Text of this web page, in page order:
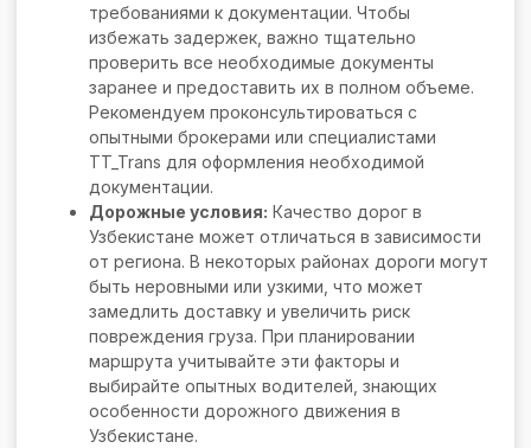
требованиями к документации. Чтобы
избежать задержек, важно тщательно
проверить все необходимые документы
заранее и предоставить их в полном объеме.
Рекомендуем проконсультироваться с
опытными брокерами или специалистами
TT_Trans для оформления необходимой
документации.
Дорожные условия: Качество дорог в
Узбекистане может отличаться в зависимости
от региона. В некоторых районах дороги могут
быть неровными или узкими, что может
замедлить доставку и увеличить риск
повреждения груза. При планировании
маршрута учитывайте эти факторы и
выбирайте опытных водителей, знающих
особенности дорожного движения в
Узбекистане.